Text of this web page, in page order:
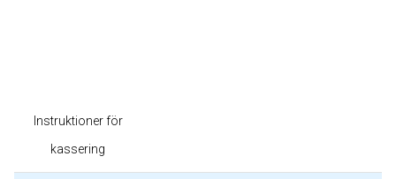
Instruktioner för
kassering